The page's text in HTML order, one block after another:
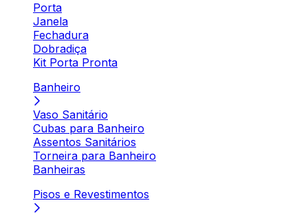
Porta
Janela
Fechadura
Dobradiça
Kit Porta Pronta
Banheiro
Vaso Sanitário
Cubas para Banheiro
Assentos Sanitários
Torneira para Banheiro
Banheiras
Pisos e Revestimentos